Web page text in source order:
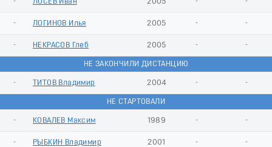
- ЛОГИНОВ Илья 2005 - -
- НЕКРАСОВ Глеб 2005 - -
НЕ ЗАКОНЧИЛИ ДИСТАНЦИЮ
- ТИТОВ Владимир 2004 - -
НЕ СТАРТОВАЛИ
- КОВАЛЕВ Максим 1989 - -
- РЫБКИН Владимир 2001 - -